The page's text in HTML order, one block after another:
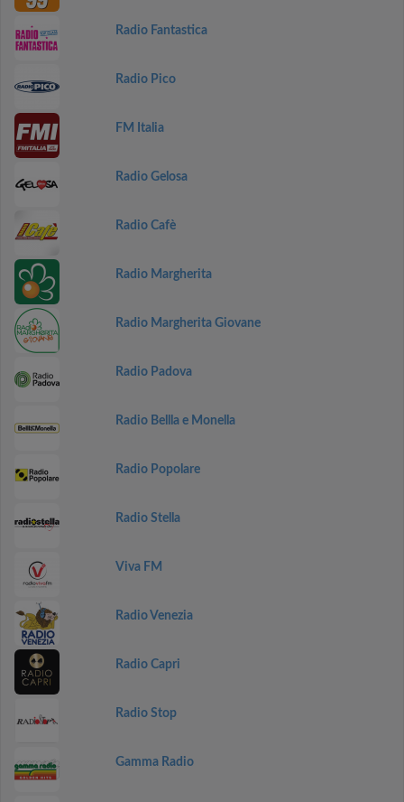
Radio Fantastica
Radio Pico
FM Italia
Radio Gelosa
Radio Cafè
Radio Margherita
Radio Margherita Giovane
Radio Padova
Radio Bellla e Monella
Radio Popolare
Radio Stella
Viva FM
Radio Venezia
Radio Capri
Radio Stop
Gamma Radio